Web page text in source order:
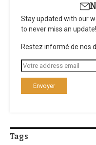
Stay updated with our
to never miss an update!
Restez informé de nos
Tags